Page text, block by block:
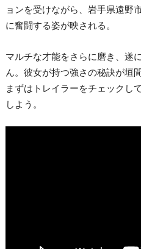
ョンを受けながら、岩手県遠野
に奮闘する姿が映される。
マルチな才能をさらに磨き、遂
ん。彼女が持つ強さの秘訣が垣
まずはトレイラーをチェックし
しよう。